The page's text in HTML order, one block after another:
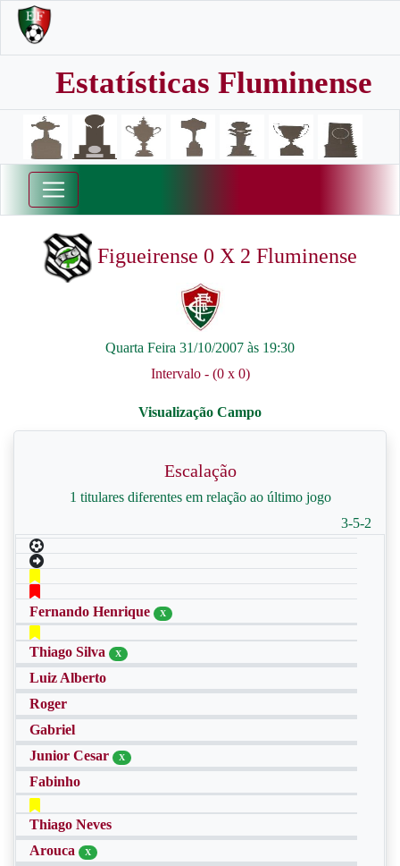
Estatísticas Fluminense
Figueirense 0 X 2 Fluminense
Quarta Feira 31/10/2007 às 19:30
Intervalo - (0 x 0)
Escalação
1 titulares diferentes em relação ao último jogo
3-5-2
Fernando Henrique X
Thiago Silva X
Luiz Alberto
Roger
Gabriel
Junior Cesar
X
Fabinho
Thiago Neves
Arouca
X